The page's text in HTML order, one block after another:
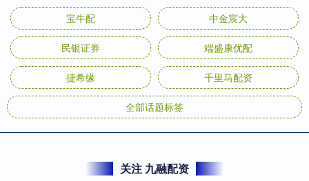
宝牛配 中金宸大
民银证券 端盛康优配
捷希缘 千里马配资
全部话题标签
关注 九融配资